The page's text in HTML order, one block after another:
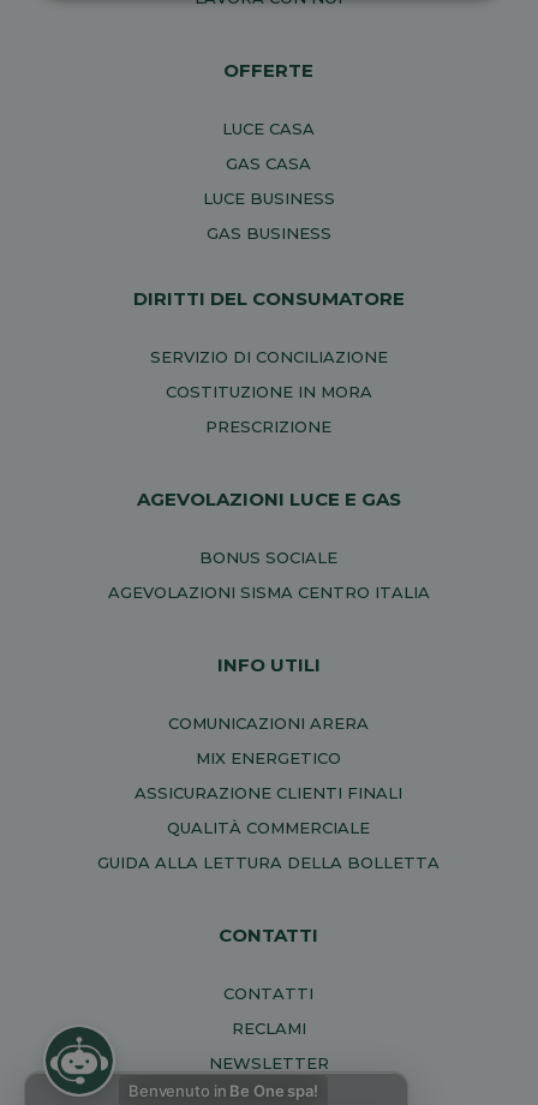
OFFERTE
LUCE CASA
GAS CASA
LUCE BUSINESS
GAS BUSINESS
DIRITTI DEL CONSUMATORE
SERVIZIO DI CONCILIAZIONE
COSTITUZIONE IN MORA
PRESCRIZIONE
AGEVOLAZIONI LUCE E GAS
BONUS SOCIALE
AGEVOLAZIONI SISMA CENTRO ITALIA
INFO UTILI
COMUNICAZIONI ARERA
MIX ENERGETICO
ASSICURAZIONE CLIENTI FINALI
QUALITÀ COMMERCIALE
GUIDA ALLA LETTURA DELLA BOLLETTA
CONTATTI
CONTATTI
RECLAMI
NEWSLETTER
Benvenuto in Be One spa!